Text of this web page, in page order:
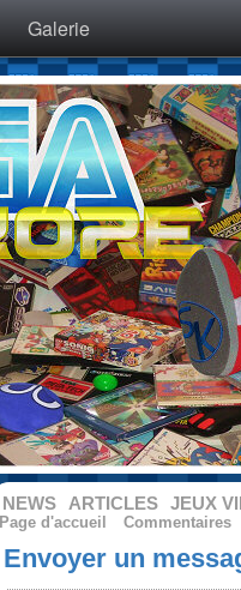
Galerie
NEWS ARTICLES JEUX
Page d'accueil Commentaires
Envoyer un